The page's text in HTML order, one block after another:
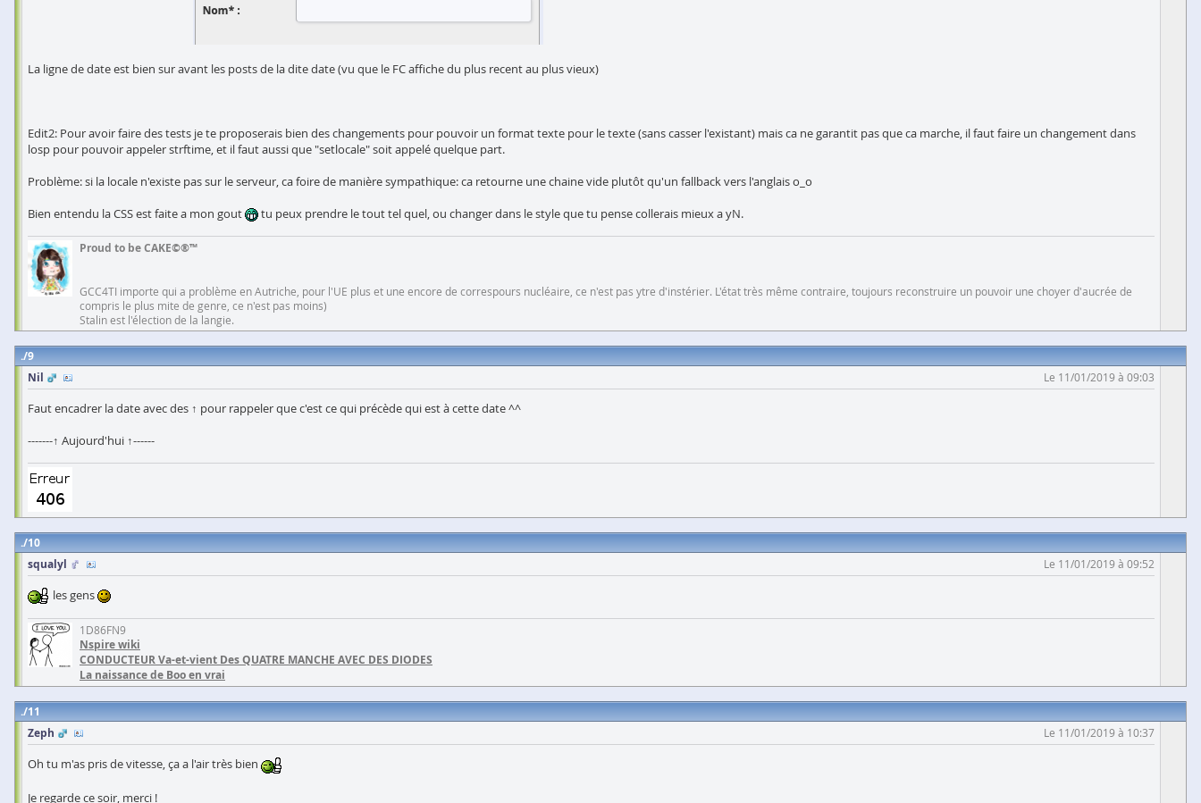
La ligne de date est bien sur avant les posts de la dite date (vu que le FC affiche du plus recent au plus vieux)
Edit2: Pour avoir faire des tests je te proposerais bien des changements pour pouvoir un format texte pour le texte (sans casser l'existant) mais ca ne garantit pas que ca marche, il faut faire un changement dans
losp pour pouvoir appeler strftime, et il faut aussi que "setlocale" soit appelé quelque part.
Problème: si la locale n'existe pas sur le serveur, ca foire de manière sympathique: ca retourne une chaine vide plutôt qu'un fallback vers l'anglais o_o
Bien entendu la CSS est faite a mon gout
tu peux prendre le tout tel quel, ou changer dans le style que tu pense collerais mieux a yN.
Proud to be CAKE©®™
GCC4TI importe qui a problème en Autriche, pour l'UE plus et une encore de correspours nucléaire, ce n'est pas ytre d'instérier. L'état très même contraire, toujours reconstruire un pouvoir une choyer d'aucrée de
compris le plus mite de genre, ce n'est pas moins)
Stalin est l'élection de la langie.
9
Nil
Le 11/01/2019 à 09:03
Faut encadrer la date avec des ↑ pour rappeler que c'est ce qui précède qui est à cette date ^^
-------↑ Aujourd'hui ↑------
10
squalyl
Le 11/01/2019 à 09:52
les gens
1D86FN9
Nspire wiki
CONDUCTEUR Va-et-vient Des QUATRE MANCHE AVEC DES DIODES
La naissance de Boo en vrai
11
Zeph
Le 11/01/2019 à 10:37
Oh tu m'as pris de vitesse, ça a l'air très bien
Je regarde ce soir, merci !